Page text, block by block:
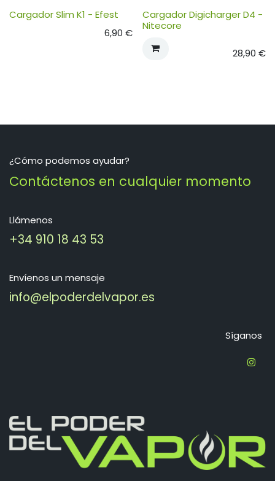
Cargador Slim K1 - Efest
6,90 €
Cargador Digicharger D4 -
Nitecore
28,90 €
¿Cómo podemos ayudar?
Contáctenos en cualquier momento
Llámenos
+34 910 18 43 53
Envíenos un mensaje
info@elpoderdelvapor.es
Síganos